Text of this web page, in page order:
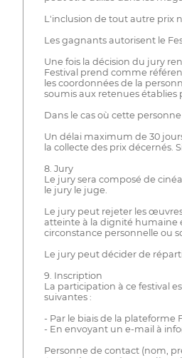
L'inclusion de tout autre prix
Les gagnants autorisent le
Une fois la décision du jury
Festival prend comme
les coordonnées de la
soumis aux retenues établies
Dans le cas où cette
Un délai maximum de 30
la collecte des prix décernés.
8. Jury
Le jury sera composé de
le jury le juge.
Le jury peut rejeter les
atteinte à la dignité humaine
circonstance personnelle ou
Le jury peut décider de
9. Inscription
La participation à ce festival
suivantes :
- Par le biais de la plateforme
- En envoyant un e-mail à
Personne de contact (nom,